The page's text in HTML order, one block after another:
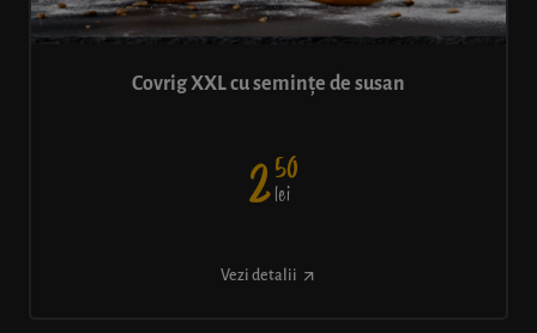
Covrig XXL cu semințe de susan
250
lei
Vezi detalii